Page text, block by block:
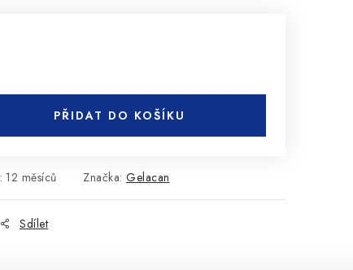
PŘIDAT DO KOŠÍKU
: 12 měsíců Značka: Gelacan
Sdílet